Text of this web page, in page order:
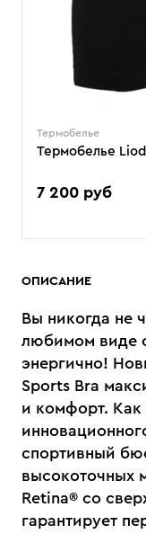
Термобелье
Термобелье
7 200 руб
ОПИСАНИЕ
Вы никогда не
любимом виде
энергично!
Sports Bra
и комфорт. Как
спортивный
высокоточных
Retina® со
гарантирует